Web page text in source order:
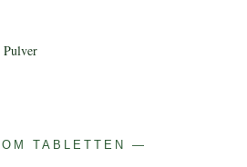
Pulver
TABLETTEN —